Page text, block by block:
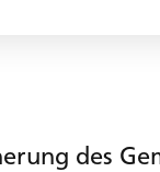
des